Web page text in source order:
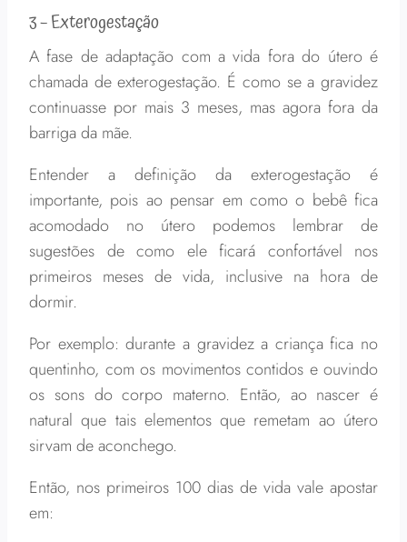
3 – Exterogestação
A fase de adaptação com a vida fora do útero é
chamada de exterogestação. É como se a gravidez
continuasse por mais 3 meses, mas agora fora da
barriga da mãe.
Entender a definição da exterogestação é
importante, pois ao pensar em como o bebê fica
acomodado no útero podemos lembrar de
sugestões de como ele ficará confortável nos
primeiros meses de vida, inclusive na hora de
dormir.
Por exemplo: durante a gravidez a criança fica no
quentinho, com os movimentos contidos e ouvindo
os sons do corpo materno. Então, ao nascer é
natural que tais elementos que remetam ao útero
sirvam de aconchego.
Então, nos primeiros 100 dias de vida vale apostar
em: